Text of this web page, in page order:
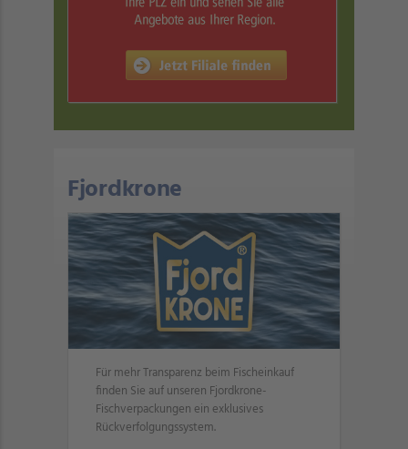
Fjordkrone
Für mehr Transparenz beim Fischeinkauf
finden Sie auf unseren Fjordkrone-
Fischverpackungen ein exklusives
Rückverfolgungssystem.